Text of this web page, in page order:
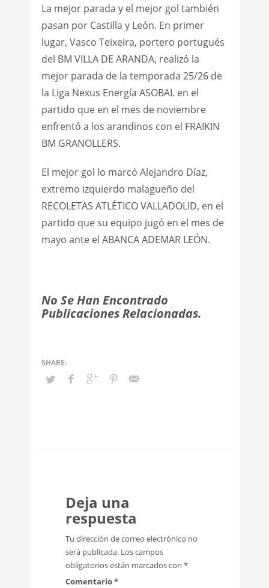
La mejor parada y el mejor gol también
pasan por Castilla y León. En primer
lugar, Vasco Teixeira, portero portugués
del BM VILLA DE ARANDA, realizó la
mejor parada de la temporada 25/26 de
la Liga Nexus Energía ASOBAL en el
partido que en el mes de noviembre
enfrentó a los arandinos con el FRAIKIN
BM GRANOLLERS.
El mejor gol lo marcó Alejandro Díaz,
extremo izquierdo malagueño del
RECOLETAS ATLÉTICO VALLADOLID, en el
partido que su equipo jugó en el mes de
mayo ante el ABANCA ADEMAR LEÓN.
No Se Han Encontrado
Publicaciones Relacionadas.
Deja una
respuesta
Tu dirección de correo electrónico no
será publicada. Los campos
obligatorios están marcados con *
Comentario*